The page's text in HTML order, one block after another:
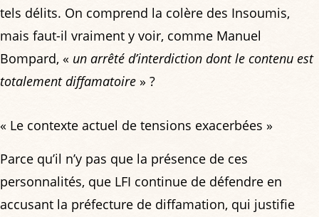
tels délits. On comprend la colère des Insoumis,
mais faut-il vraiment y voir, comme Manuel
Bompard, « un arrêté d’interdiction dont le contenu est
totalement diffamatoire » ?
« Le contexte actuel de tensions exacerbées »
Parce qu’il n’y pas que la présence de ces
personnalités, que LFI continue de défendre en
accusant la préfecture de diffamation, qui justifie